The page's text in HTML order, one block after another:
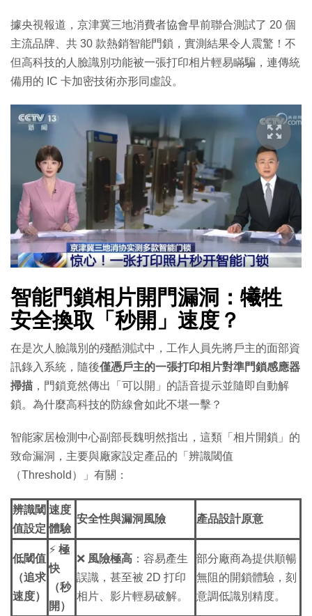
據央視報道，京津冀三地消費者協會早前聯合測試了 20 個
主流品牌、共 30 款熱銷智能門鎖，實測結果令人震驚！不
但高科技的人臉識別功能被一張打印相片輕易瞞騙，連傳統
備用的 IC 卡加密技術亦形同虛設。
智能門鎖相片開門漏洞：犧牲
安全換取「秒開」速度？
在是次人臉識別的殘酷測試中，工作人員先將戶主的面部資
訊錄入系統，隨後僅憑戶主的一張打印相片對準門鎖感應器
掃描 ，門鎖竟然傳出「可以開」的語音提示並隨即自動解
鎖。為什麼高科技的防線會如此不堪一擊？
智能家居檢測中心副部長魏明然指出，這類「相片開鎖」的
致命漏洞，主要與廠家設定產品的「辨識閾值
（Threshold）」有關：
辨識閾
值設定
速度
體驗
安全性與漏洞風險 產品設計原意
低閾值
（追求
速度）
⚡ 極
快
（秒
開）
❌ 風險極高 ：容易產生
誤識，甚至被 2D 打印
相片、影片輕易破解。
部分廠商為提供順暢
無阻的開鎖體驗，刻
意調低識別精度。